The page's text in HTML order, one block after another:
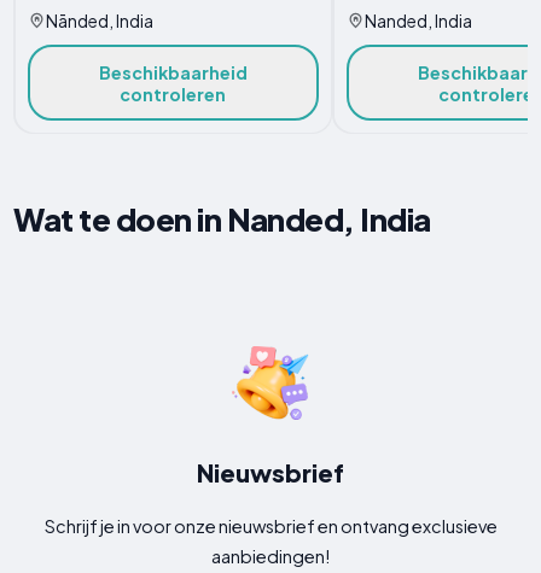
Nānded, India
Beschikbaarheid
controleren
Nanded, India
Wat te doen in Nanded, India
Nieuwsbrief
Schrijf je in voor onze nieuwsbrief en ontvang exclusieve
aanbiedingen!